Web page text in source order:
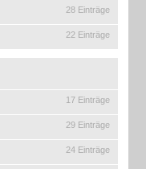
28 Einträge
22 Einträge
17 Einträge
29 Einträge
24 Einträge